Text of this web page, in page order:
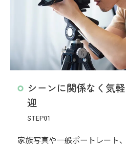
シーンに関係なく気
迎
STEP01
家族写真や一般ポートレート